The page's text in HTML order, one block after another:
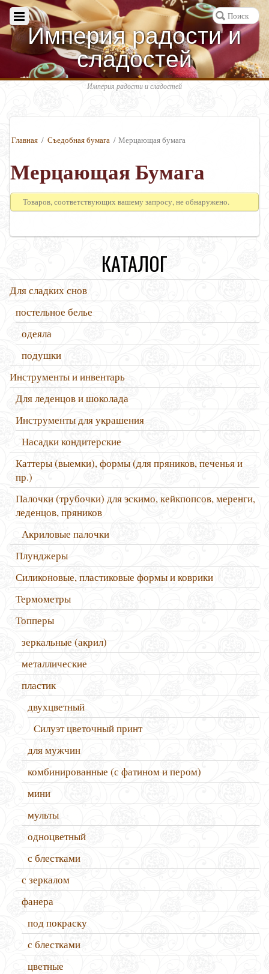
Империя радости и
сладостей
Империя радости и сладостей
Главная / Съедобная бумага / Мерцающая бумага
Мерцающая Бумага
Товаров, соответствующих вашему запросу, не обнаружено.
КАТАЛОГ
Для сладких снов
постельное белье
одеяла
подушки
Инструменты и инвентарь
Для леденцов и шоколада
Инструменты для украшения
Насадки кондитерские
Каттеры (выемки), формы (для пряников, печенья и
пр.)
Палочки (трубочки) для эскимо, кейкпопсов, меренги,
леденцов, пряников
Акриловые палочки
Плунджеры
Силиконовые, пластиковые формы и коврики
Термометры
Топперы
зеркальные (акрил)
металлические
пластик
двухцветный
Силуэт цветочный принт
для мужчин
комбинированные (с фатином и пером)
мини
мульты
одноцветный
с блестками
с зеркалом
фанера
под покраску
с блестками
цветные